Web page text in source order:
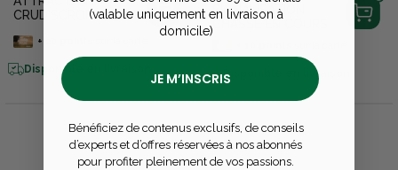
CRUD'SCROFIX 25KG
+
Disponible en livraison
SIGNALISATION
Disponible en livraison
(valable uniquement en livraison à
domicile)
JE M’INSCRIS
Bénéficiez de contenus exclusifs, de conseils
d’experts et d’offres réservées à nos abonnés
pour profiter pleinement de vos passions.